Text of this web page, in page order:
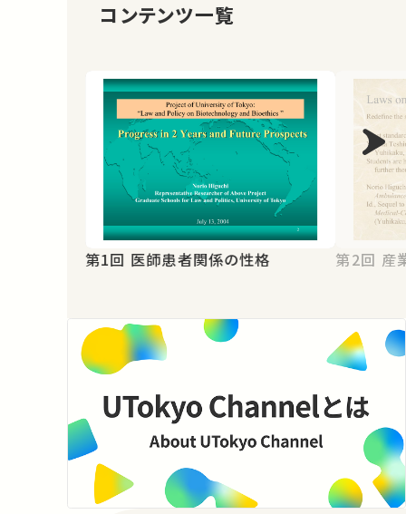
コンテンツ一覧
第1回 医師患者関係の性格 第2